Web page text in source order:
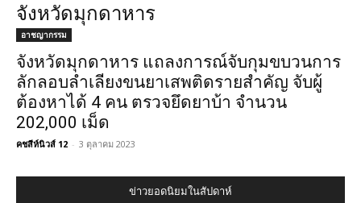
จังหวัดมุกดาหาร
อาชญากรรม
จังหวัดมุกดาหาร แถลงการณ์จับกุมขบวนการ
ลักลอบลำเลียงขนยาเสพติดรายสำคัญ จับผู้
ต้องหาได้ 4 คน ตรวจยึดยาบ้า จำนวน
202,000 เม็ด
คชสีห์นิวส์ 12 - 3 ตุลาคม 2023
ข่าวยอดนิยมในสัปดาห์